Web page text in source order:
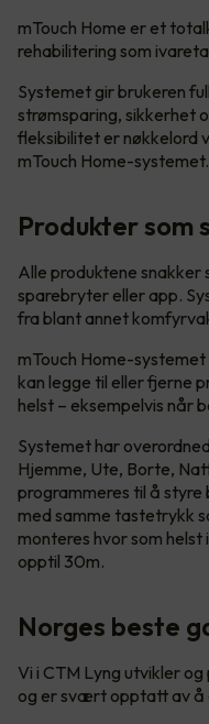
mTouch Home er et
rehabilitering som
Systemet gir brukeren
strømsparing, sikkerhet
fleksibilitet er nøkkelord
mTouch Home-systemet.
Produkter som
Alle produktene snakker
sparebryter eller app.
fra blant annet
mTouch Home-
kan legge til eller fjerne
helst – eksempelvis når
Systemet har
Hjemme, Ute, Borte,
programmeres til å styre
med samme tastetrykk
monteres hvor som
opptil 30m.
Norges beste
Vi i CTM Lyng utvikler
og er svært opptatt av å